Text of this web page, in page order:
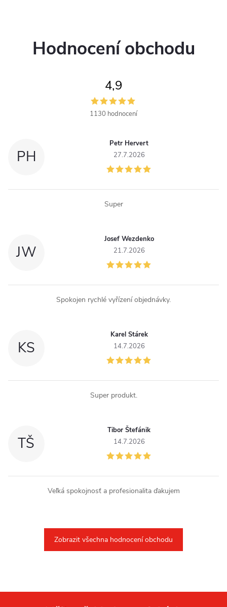
r
u
Hodnocení obchodu
4,9
1130 hodnocení
PH
Petr Hervert
27.7.2026
Super
JW
Josef Wezdenko
21.7.2026
Spokojen rychlé vyřízení objednávky.
KS
Karel Stárek
14.7.2026
Super produkt.
TŠ
Tibor Štefánik
14.7.2026
Veľká spokojnosť a profesionalita ďakujem
Zobrazit všechna hodnocení obchodu